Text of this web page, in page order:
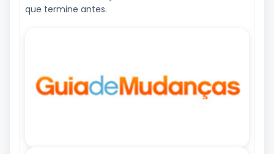
que termine antes.